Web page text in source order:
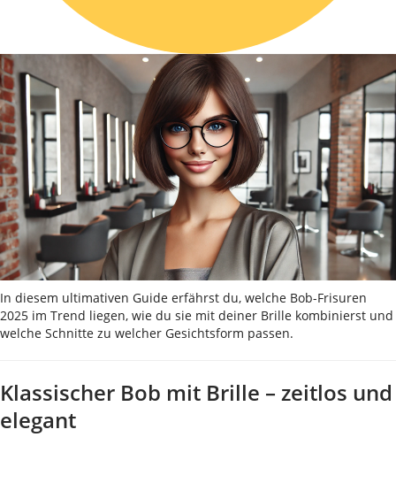
In diesem ultimativen Guide erfährst du, welche Bob-Frisuren
2025 im Trend liegen, wie du sie mit deiner Brille kombinierst und
welche Schnitte zu welcher Gesichtsform passen.
Klassischer Bob mit Brille – zeitlos und
elegant